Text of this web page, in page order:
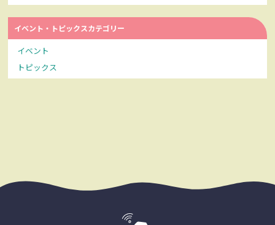
イベント・トピックスカテゴリー
イベント
トピックス